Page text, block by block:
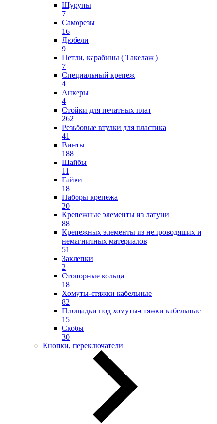
Шурупы
7
Саморезы
16
Дюбели
9
Петли, карабины ( Такелаж )
7
Специальный крепеж
4
Анкеры
4
Стойки для печатных плат
262
Резьбовые втулки для пластика
41
Винты
188
Шайбы
11
Гайки
18
Наборы крепежа
20
Крепежные элементы из латуни
88
Крепежных элементы из непроводящих и
немагнитных материалов
51
Заклепки
2
Стопорные кольца
18
Хомуты-стяжки кабельные
82
Площадки под хомуты-стяжки кабельные
15
Скобы
30
Кнопки, переключатели